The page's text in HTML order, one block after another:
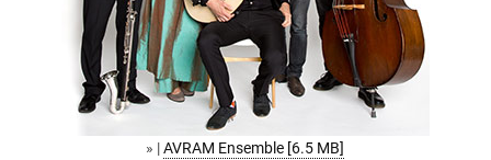
» |AVRAM Ensemble [6.5 MB]